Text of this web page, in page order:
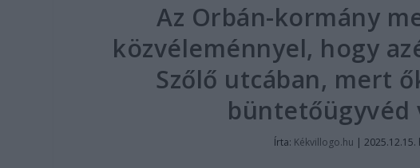
Az Orbán-kormány
közvéleménnyel, hogy
Szőlő utcában, mert
büntetőügyvéd
Írta: Kékvillogo.hu |2025.12.15.